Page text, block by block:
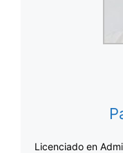
Licenciado en